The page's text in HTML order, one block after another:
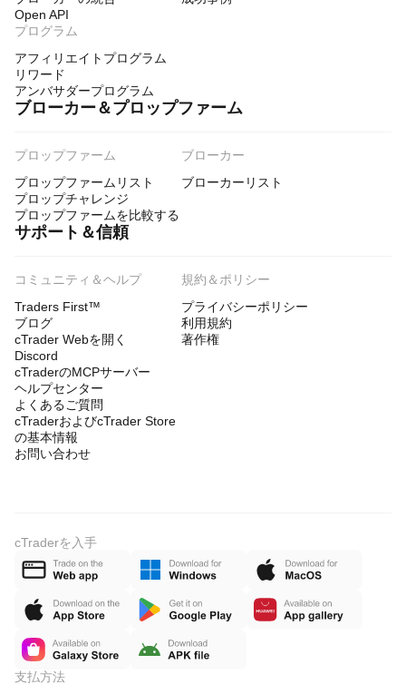
Open API
プログラム
アフィリエイトプログラム
リワード
アンバサダープログラム
ブローカー＆プロップファーム
プロップファーム
プロップファームリスト
プロップチャレンジ
プロップファームを比較する
ブローカー
ブローカーリスト
サポート＆信頼
コミュニティ＆ヘルプ
Traders First™
ブログ
cTrader Webを開く
Discord
cTraderのMCPサーバー
ヘルプセンター
よくあるご質問
cTraderおよびcTrader Store
の基本情報
お問い合わせ
規約＆ポリシー
プライバシーポリシー
利用規約
著作権
cTraderを入手
支払方法